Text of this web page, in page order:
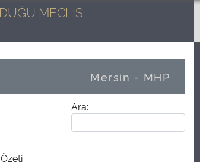
MECLİS
Mersin - MHP
Ara: